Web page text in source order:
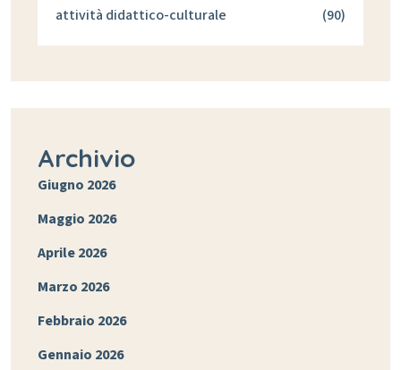
attività didattico-culturale (90)
Archivio
Giugno 2026
Maggio 2026
Aprile 2026
Marzo 2026
Febbraio 2026
Gennaio 2026